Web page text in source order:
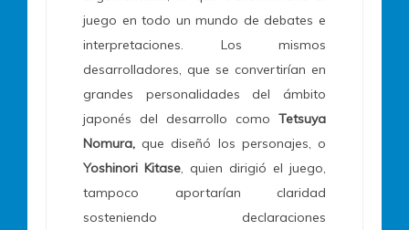
juego en todo un mundo de debates e
interpretaciones. Los mismos
desarrolladores, que se convertirían en
grandes personalidades del ámbito
japonés del desarrollo como Tetsuya
Nomura, que diseñó los personajes, o
Yoshinori Kitase, quien dirigió el juego,
tampoco aportarían claridad
sosteniendo declaraciones